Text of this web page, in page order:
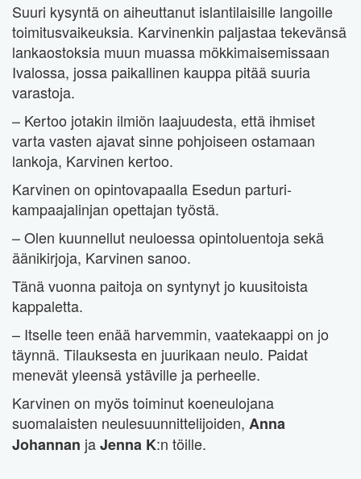
Suuri kysyntä on aiheuttanut islantilaisille langoille
toimitusvaikeuksia. Karvinenkin paljastaa tekevänsä
lankaostoksia muun muassa mökkimaisemissaan
Ivalossa, jossa paikallinen kauppa pitää suuria
varastoja.
– Kertoo jotakin ilmiön laajuudesta, että ihmiset
varta vasten ajavat sinne pohjoiseen ostamaan
lankoja, Karvinen kertoo.
Karvinen on opintovapaalla Esedun parturi-
kampaajalinjan opettajan työstä.
– Olen kuunnellut neuloessa opintoluentoja sekä
äänikirjoja, Karvinen sanoo.
Tänä vuonna paitoja on syntynyt jo kuusitoista
kappaletta.
– Itselle teen enää harvemmin, vaatekaappi on jo
täynnä. Tilauksesta en juurikaan neulo. Paidat
menevät yleensä ystäville ja perheelle.
Karvinen on myös toiminut koeneulojana
suomalaisten neulesuunnittelijoiden, Anna
Johannan jaJenna K:n töille.